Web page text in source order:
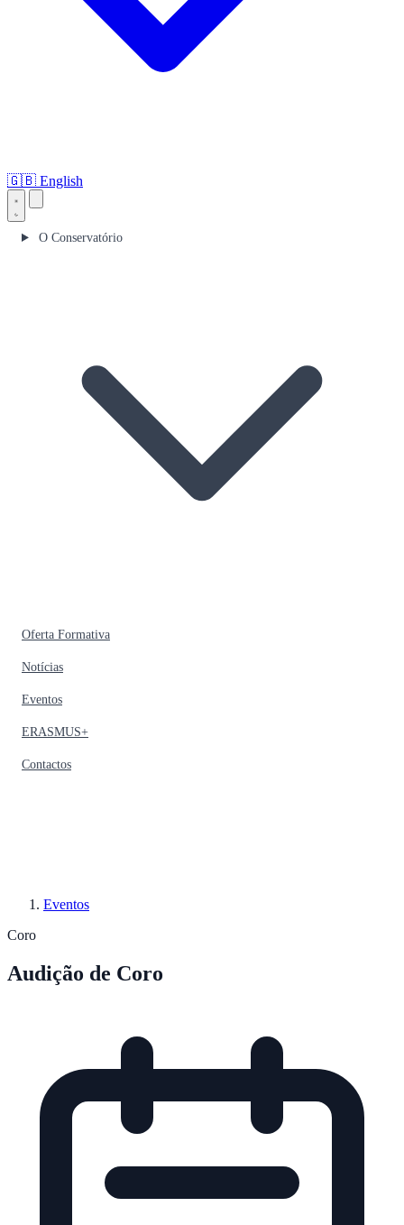
🇬🇧 English
O Conservatório
Oferta Formativa
Notícias
Eventos
ERASMUS+
Contactos
Eventos
Coro
Audição de Coro